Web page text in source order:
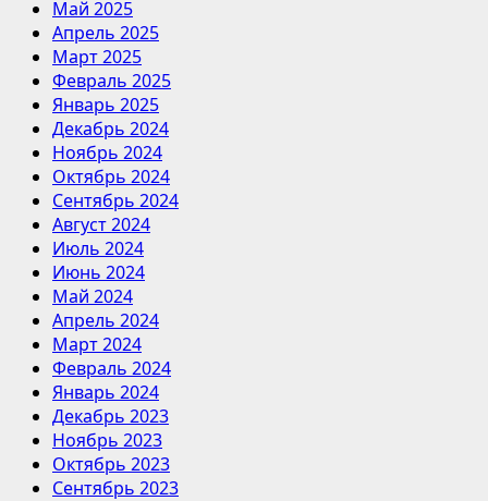
Май 2025
Апрель 2025
Март 2025
Февраль 2025
Январь 2025
Декабрь 2024
Ноябрь 2024
Октябрь 2024
Сентябрь 2024
Август 2024
Июль 2024
Июнь 2024
Май 2024
Апрель 2024
Март 2024
Февраль 2024
Январь 2024
Декабрь 2023
Ноябрь 2023
Октябрь 2023
Сентябрь 2023